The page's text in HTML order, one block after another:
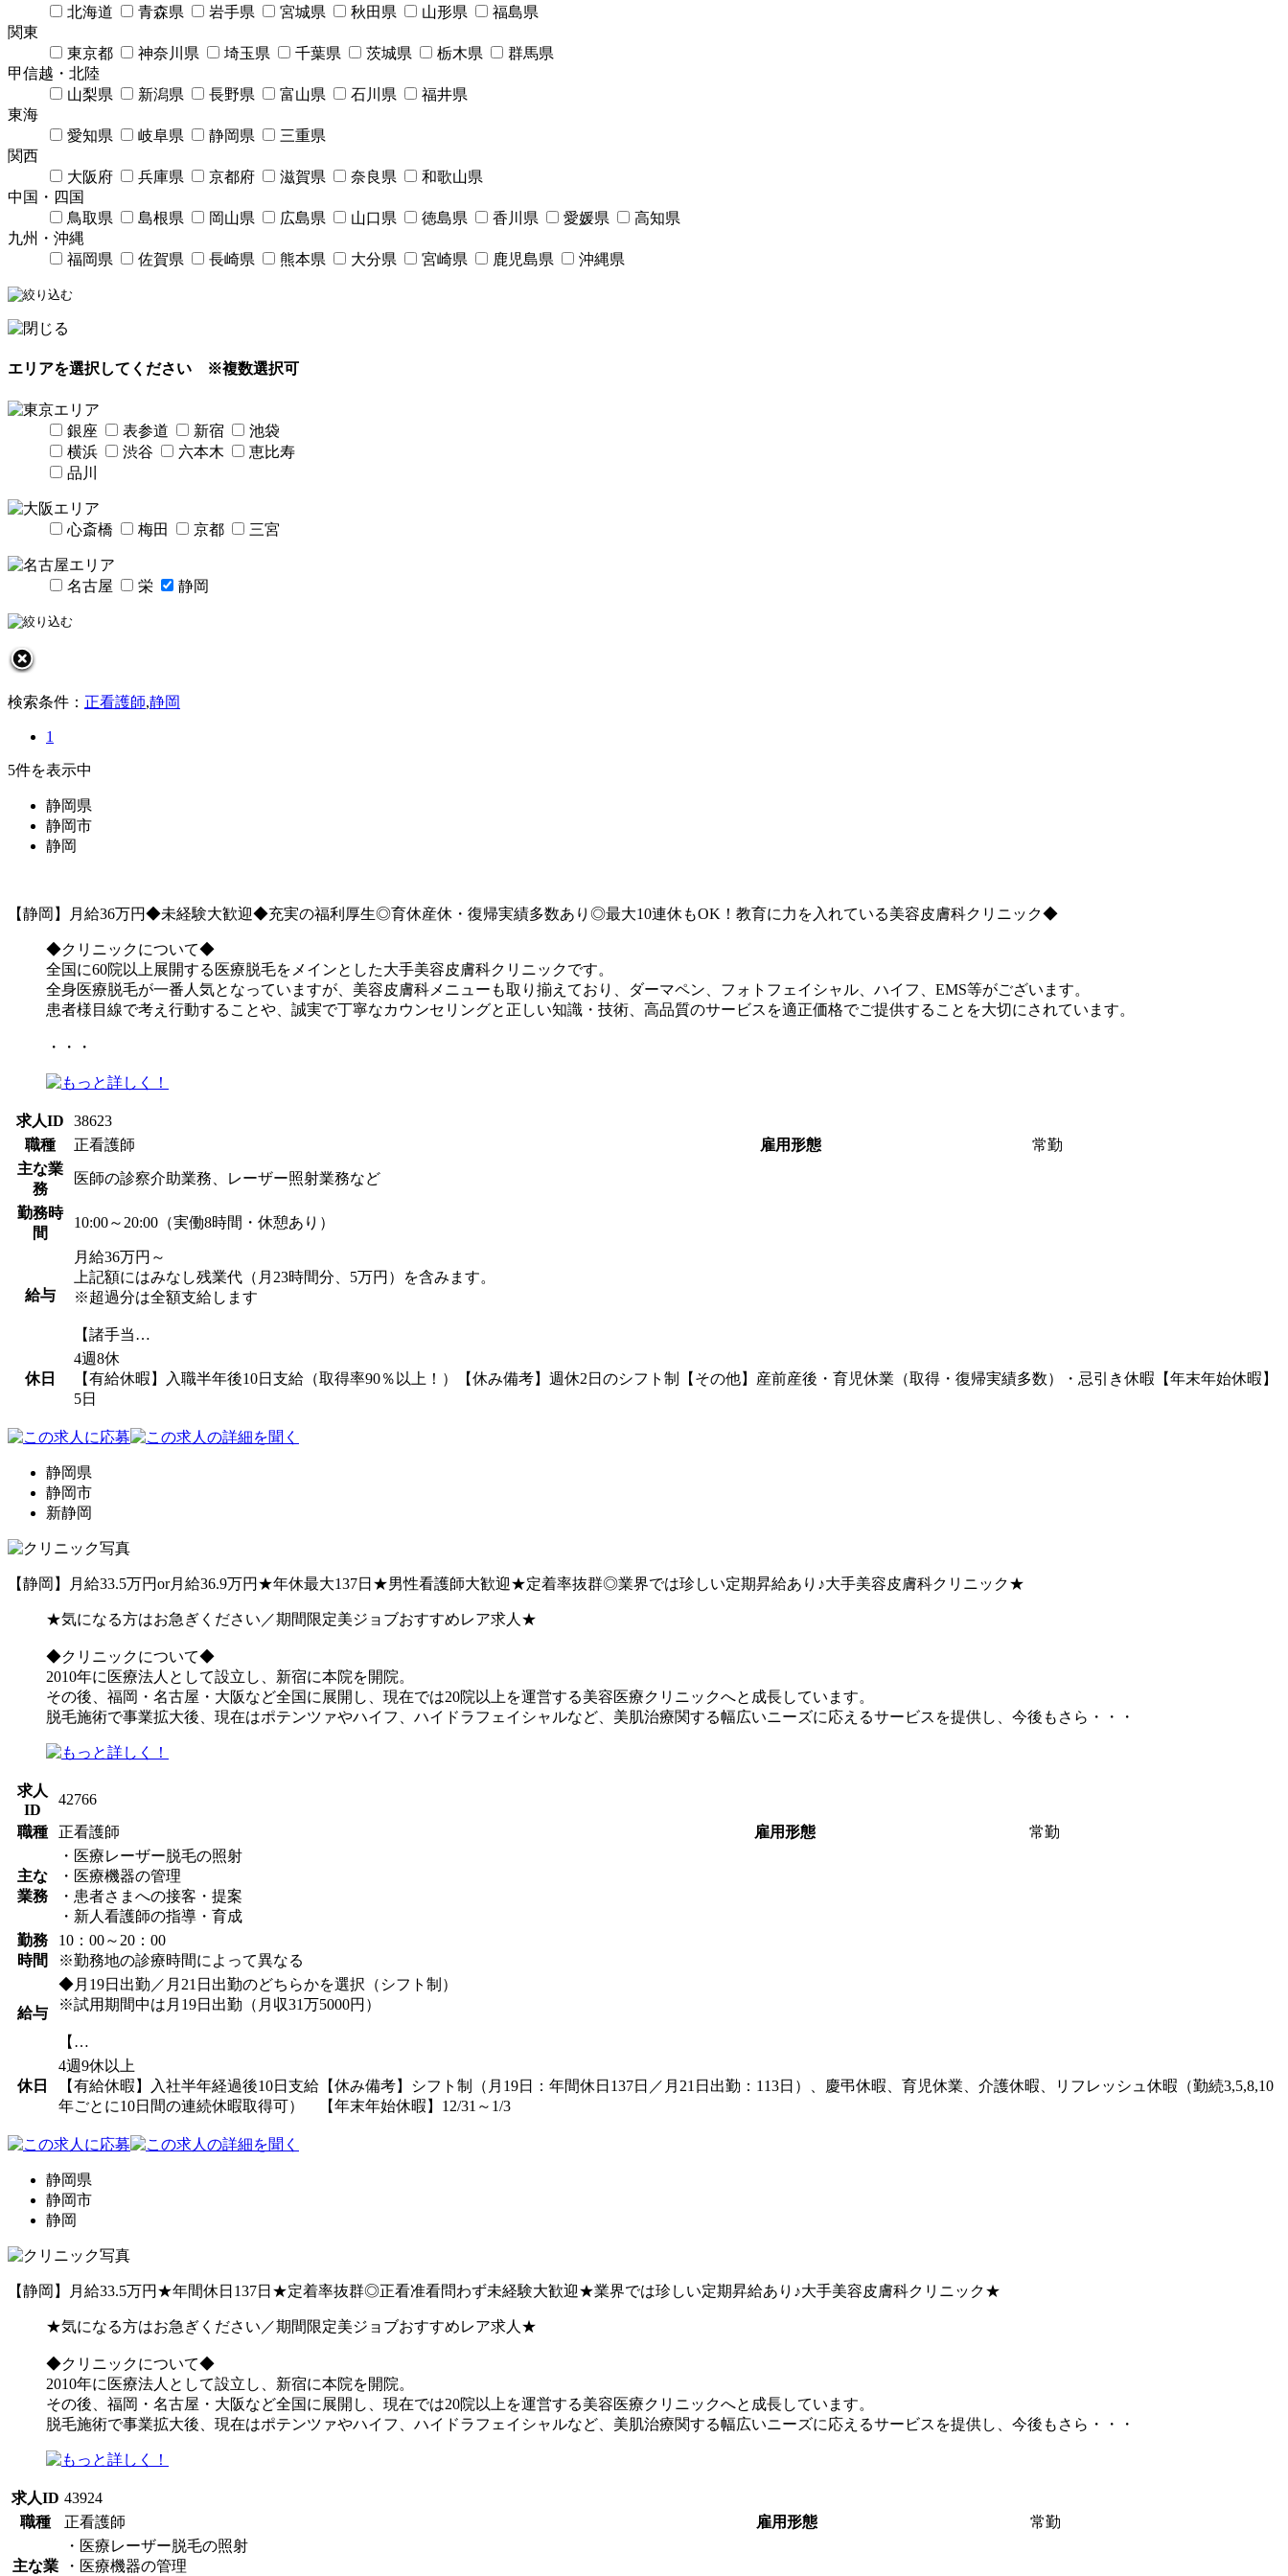
北海道
青森県 岩手県 宮城県 秋田県 山形県
福島県
関東
東京都
神奈川県 埼玉県 千葉県 茨城県 栃木県
群馬県
甲信越・北陸
山梨県
新潟県 長野県 富山県 石川県
福井県
東海
愛知県
岐阜県 静岡県
三重県
関西
大阪府
兵庫県 京都府 滋賀県 奈良県
和歌山県
中国・四国
鳥取県
島根県 岡山県 広島県 山口県 徳島県 香川県 愛媛県
高知県
九州・沖縄
福岡県
佐賀県 長崎県 熊本県 大分県 宮崎県 鹿児島県 沖縄県
エリアを選択してください ※複数選択可
銀座 表参道 新宿
池袋
横浜
渋谷 六本木
恵比寿
品川
心斎橋 梅田 京都 三宮
名古屋 栄 静岡
検索条件： 正看護師,静岡
1
5件を表示中
静岡県
静岡市
静岡
【静岡】月給36万円◆未経験大歓迎◆充実の福利厚生◎育休産休・復帰実績多数あり◎最大10連休もOK！教育に力を入れている美容皮膚科クリニック◆
◆クリニックについて◆
全国に60院以上展開する医療脱毛をメインとした大手美容皮膚科クリニックです。
全身医療脱毛が一番人気となっていますが、美容皮膚科メニューも取り揃えており、ダーマペン、フォトフェイシャル、ハイフ、EMS等がございます。
患者様目線で考え行動することや、誠実で丁寧なカウンセリングと正しい知識・技術、高品質のサービスを適正価格でご提供することを大切にされています。
・・・
求人ID
38623
職種
正看護師 雇用形態
常勤
主な業
務
医師の診察介助業務、レーザー照射業務など
勤務時
間
10:00～20:00（実働8時間・休憩あり）
給与
月給36万円～
上記額にはみなし残業代（月23時間分、5万円）を含みます。
※超過分は全額支給します
【諸手当…
休日
4週8休
【有給休暇】入職半年後10日支給（取得率90％以上！）【休み備考】週休2日のシフト制【その他】産前産後・育児休業（取得・復帰実績多数）・忌引き休暇【年末年始休暇】
5日
静岡県
静岡市
新静岡
【静岡】月給33.5万円or月給36.9万円★年休最大137日★男性看護師大歓迎★定着率抜群◎業界では珍しい定期昇給あり♪大手美容皮膚科クリニック★
★気になる方はお急ぎください／期間限定美ジョブおすすめレア求人★
◆クリニックについて◆
2010年に医療法人として設立し、新宿に本院を開院。
その後、福岡・名古屋・大阪など全国に展開し、現在では20院以上を運営する美容医療クリニックへと成長しています。
脱毛施術で事業拡大後、現在はポテンツァやハイフ、ハイドラフェイシャルなど、美肌治療関する幅広いニーズに応えるサービスを提供し、今後もさら・・・
求人
ID
42766
職種
正看護師 雇用形態 常勤
主な
業務
・医療レーザー脱毛の照射
・医療機器の管理
・患者さまへの接客・提案
・新人看護師の指導・育成
勤務
時間
10：00～20：00
※勤務地の診療時間によって異なる
給与
◆月19日出勤／月21日出勤のどちらかを選択（シフト制）
※試用期間中は月19日出勤（月収31万5000円）
【…
休日
4週9休以上
【有給休暇】入社半年経過後10日支給【休み備考】シフト制（月19日：年間休日137日／月21日出勤：113日）、慶弔休暇、育児休業、介護休暇、リフレッシュ休暇（勤続3,5,8,10
年ごとに10日間の連続休暇取得可） 【年末年始休暇】12/31～1/3
静岡県
静岡市
静岡
【静岡】月給33.5万円★年間休日137日★定着率抜群◎正看准看問わず未経験大歓迎★業界では珍しい定期昇給あり♪大手美容皮膚科クリニック★
★気になる方はお急ぎください／期間限定美ジョブおすすめレア求人★
◆クリニックについて◆
2010年に医療法人として設立し、新宿に本院を開院。
その後、福岡・名古屋・大阪など全国に展開し、現在では20院以上を運営する美容医療クリニックへと成長しています。
脱毛施術で事業拡大後、現在はポテンツァやハイフ、ハイドラフェイシャルなど、美肌治療関する幅広いニーズに応えるサービスを提供し、今後もさら・・・
求人ID 43924
職種
正看護師 雇用形態 常勤
主な業
・医療レーザー脱毛の照射
・医療機器の管理